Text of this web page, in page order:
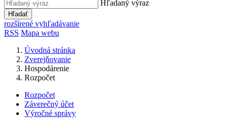
Hľadaný výraz
Hľadať
rozšírené vyhľadávanie
RSS Mapa webu
Úvodná stránka
Zverejňovanie
Hospodárenie
Rozpočet
Rozpočet
Záverečný účet
Výročné správy